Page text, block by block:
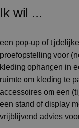
Ik wil ...
een pop-up of
proefopstelling voor
kleding ophangen in
ruimte om kleding te
accessoires om een
een stand of display
vrijblijvend advies